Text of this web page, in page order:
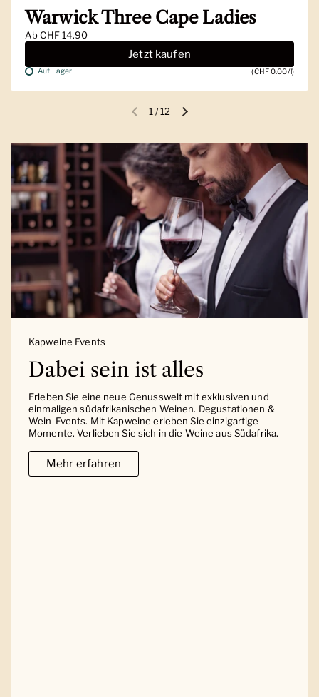
Warwick Three Cape Ladies
AbCHF 14.90
Jetzt kaufen
Auf Lager (CHF 0.00/l)
Vorherige FolieNächste Folie
1/12
Kapweine Events
Dabei sein ist alles
Erleben Sie eine neue Genusswelt mit exklusiven und
einmaligen südafrikanischen Weinen. Degustationen &
Wein-Events. Mit Kapweine erleben Sie einzigartige
Momente. Verlieben Sie sich in die Weine aus Südafrika.
Mehr erfahren